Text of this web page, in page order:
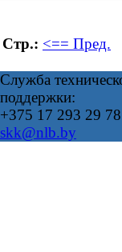
Стр.: <== Пред.
Служба
поддержки:
+375 17 293 29 78
skk@nlb.by